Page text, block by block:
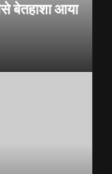
बेतहाशा आया